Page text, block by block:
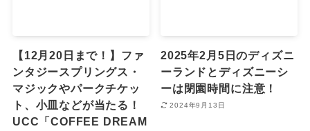
【12月20日まで！】ファ
ンタジースプリングス・
マジックやパークチケッ
ト、小皿などが当たる！
UCC「COFFEE DREAM
2025年2月5日のディズニ
ーランドとディズニーシ
ーは閉園時間に注意！
2024年9月13日